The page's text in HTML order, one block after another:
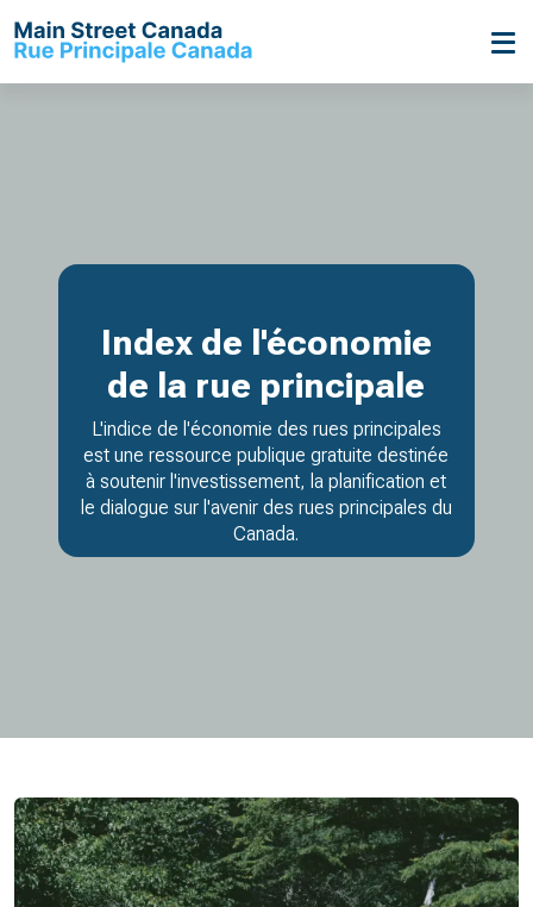
Index de l'économie
de la rue principale
L'indice de l'économie des rues principales
est une ressource publique gratuite destinée
à soutenir l'investissement, la planification et
le dialogue sur l'avenir des rues principales du
Canada.